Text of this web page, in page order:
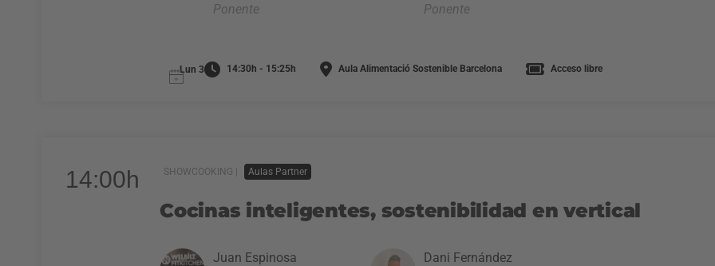
Ponente
Ponente
Lun 3 14:30h - 15:25h Aula Alimentació Sostenible Barcelona Acceso libre
14:00h SHOWCOOKING | Aulas Partner
Cocinas inteligentes, sostenibilidad en vertical
Juan Espinosa
Dani Fernández